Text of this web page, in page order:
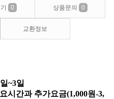
0 상품문의 0
교환정보
~3일
시간과 추가요금(1,000원-3,